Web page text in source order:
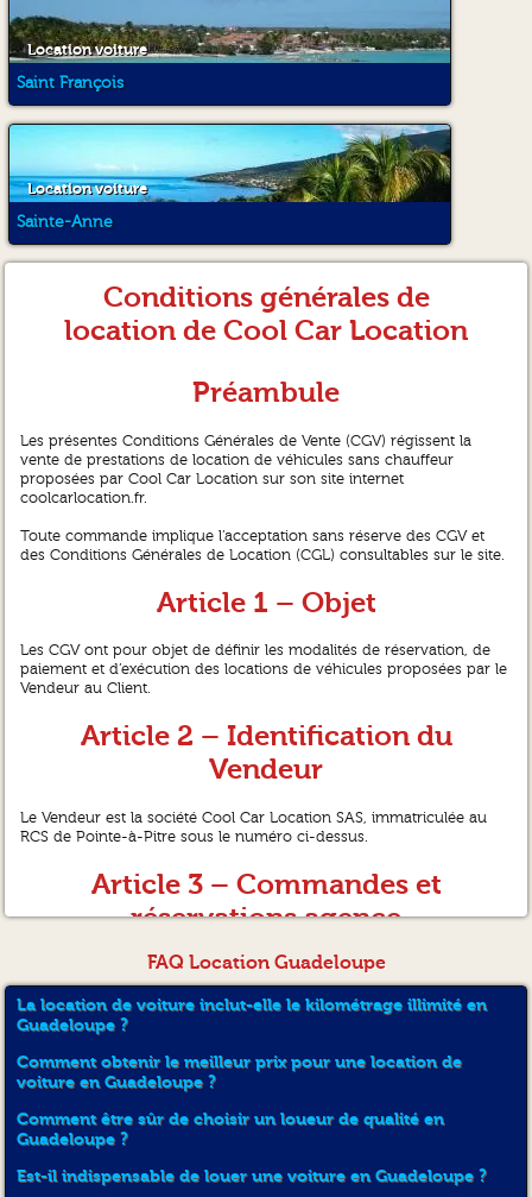
Location voiture
Saint François
Location voiture
Sainte-Anne
Conditions générales de
location de Cool Car Location
Préambule
Les présentes Conditions Générales de Vente (CGV) régissent la
vente de prestations de location de véhicules sans chauffeur
proposées par Cool Car Location sur son site internet
coolcarlocation.fr.
Toute commande implique l’acceptation sans réserve des CGV et
des Conditions Générales de Location (CGL) consultables sur le site.
Article 1 – Objet
Les CGV ont pour objet de définir les modalités de réservation, de
paiement et d’exécution des locations de véhicules proposées par le
Vendeur au Client.
Article 2 – Identification du
Vendeur
Le Vendeur est la société Cool Car Location SAS, immatriculée au
RCS de Pointe-à-Pitre sous le numéro ci-dessus.
Article 3 – Commandes et
réservations agence
3.1 Toute réservation se fait via le site coolcarlocation.fr.
3.2 Le processus de commande comporte 4 étapes : choix du
véhicule et des dates ? saisie des informations client ? validation du
3.3 La réservation n’est définitive qu’après réception de l’acompte de
3.4 Le Client peut modifier ou annuler sa réservation selon les
FAQ Location Guadeloupe
La location de voiture inclut-elle le kilométrage illimité en
Guadeloupe ?
Comment obtenir le meilleur prix pour une location de
voiture en Guadeloupe ?
Comment être sûr de choisir un loueur de qualité en
Guadeloupe ?
Est-il indispensable de louer une voiture en Guadeloupe ?